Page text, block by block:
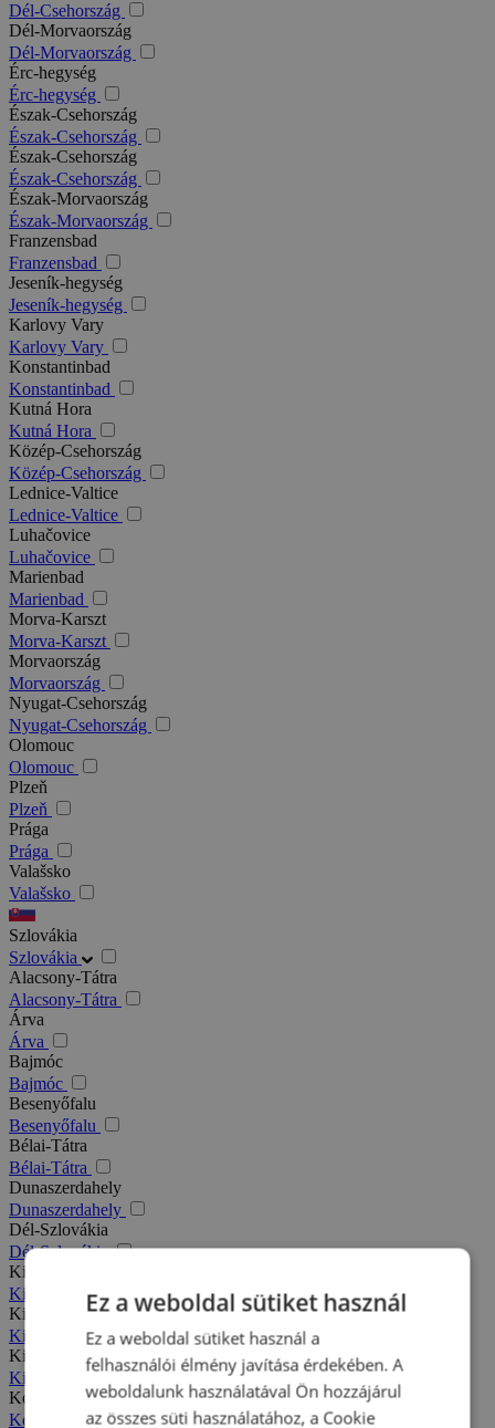
Dél-Csehország
Dél-Morvaország
Dél-Morvaország
Érc-hegység
Érc-hegység
Észak-Csehország
Észak-Csehország
Észak-Csehország
Észak-Csehország
Észak-Morvaország
Észak-Morvaország
Franzensbad
Franzensbad
Jeseník-hegység
Jeseník-hegység
Karlovy Vary
Karlovy Vary
Konstantinbad
Konstantinbad
Kutná Hora
Kutná Hora
Közép-Csehország
Közép-Csehország
Lednice-Valtice
Lednice-Valtice
Luhačovice
Luhačovice
Marienbad
Marienbad
Morva-Karszt
Morva-Karszt
Morvaország
Morvaország
Nyugat-Csehország
Nyugat-Csehország
Olomouc
Olomouc
Plzeň
Plzeň
Prága
Prága
Valašsko
Valašsko
Szlovákia
Szlovákia
Alacsony-Tátra
Alacsony-Tátra
Árva
Árva
Bajmóc
Bajmóc
Besenyőfalu
Besenyőfalu
Bélai-Tátra
Bélai-Tátra
Dunaszerdahely
Dunaszerdahely
Dél-Szlovákia
Dél-Szlovákia
Kis-Fátra
Kis-Fátra
Kisbélic
Kisbélic
Kiszucai-Beszkidek
Kiszucai-Beszkidek
Komárno
Komárno
Ez a weboldal sütiket használ
Ez a weboldal sütiket használ a
felhasználói élmény javítása érdekében. A
weboldalunk használatával Ön hozzájárul
az összes süti használatához, a Cookie